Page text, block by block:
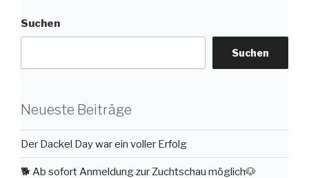
Suchen
Suchen
Neueste Beiträge
Der Dackel Day war ein voller Erfolg
🐕 Ab sofort Anmeldung zur Zuchtschau möglich🐶